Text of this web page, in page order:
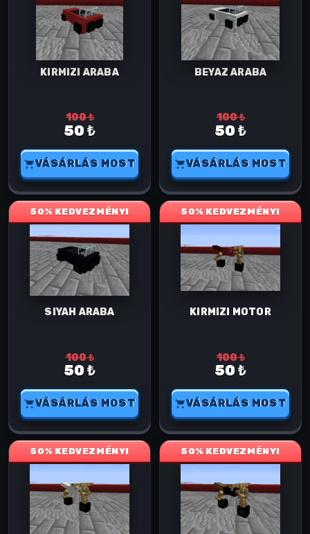
KIRMIZI ARABA
100 ₺
50 ₺
VÁSÁRLÁS MOST
BEYAZ ARABA
100 ₺
50 ₺
VÁSÁRLÁS MOST
50% KEDVEZMÉNY!
SIYAH ARABA
100 ₺
50 ₺
VÁSÁRLÁS MOST
50% KEDVEZMÉNY!
KIRMIZI MOTOR
100 ₺
50 ₺
VÁSÁRLÁS MOST
50% KEDVEZMÉNY! 50% KEDVEZMÉNY!